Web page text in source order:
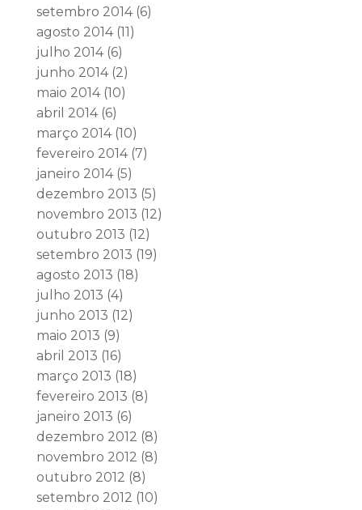
setembro 2014(6)
agosto 2014(11)
julho 2014(6)
junho 2014(2)
maio 2014(10)
abril 2014(6)
março 2014(10)
fevereiro 2014(7)
janeiro 2014(5)
dezembro 2013 (5)
novembro 2013 (12)
outubro 2013 (12)
setembro 2013 (19)
agosto 2013 (18)
julho 2013 (4)
junho 2013 (12)
maio 2013 (9)
abril 2013 (16)
março 2013 (18)
fevereiro 2013 (8)
janeiro 2013 (6)
dezembro 2012 (8)
novembro 2012 (8)
outubro 2012 (8)
setembro 2012 (10)